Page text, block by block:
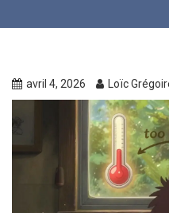
avril 4, 2026 Loïc